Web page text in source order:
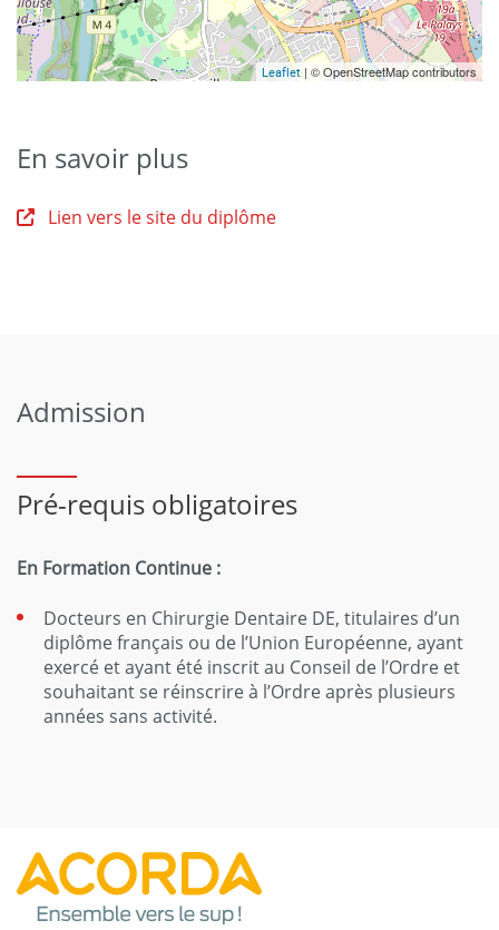
Leaflet| © OpenStreetMap contributors
En savoir plus
Lien vers le site du diplôme
Admission
Pré-requis obligatoires
En Formation Continue :
Docteurs en Chirurgie Dentaire DE, titulaires d’un
diplôme français ou de l’Union Européenne, ayant
exercé et ayant été inscrit au Conseil de l’Ordre et
souhaitant se réinscrire à l’Ordre après plusieurs
années sans activité.